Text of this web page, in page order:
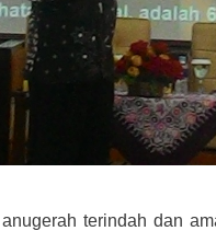
terindah dan